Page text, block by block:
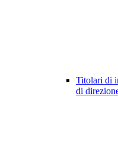
Titolari di
di